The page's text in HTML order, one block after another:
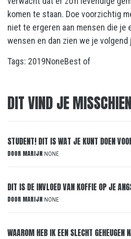
komen te staan. Doe voorzichtig
niet te ergeren aan mensen die je
wensen en dan zien we je volgend
Tags: 2019NoneBest of
DIT VIND JE
STUDENT! DIT IS WAT JE KUNT DOEN
DOOR MARIJN NONE
DIT IS DE INVLOED VAN KOFFIE OP JE
DOOR MARIJN NONE
WAAROM HEB IK EEN SLECHT GEHEUGEN